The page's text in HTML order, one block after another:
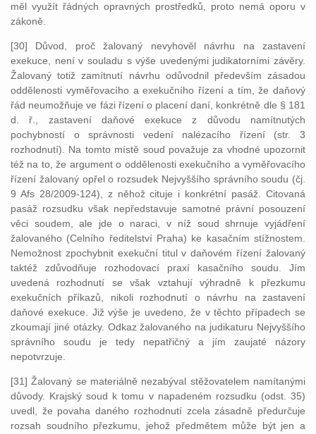
měl využít řádných opravných prostředků, proto nemá oporu v
zákoně.
[30] Důvod, proč žalovaný nevyhověl návrhu na zastavení
exekuce, není v souladu s výše uvedenými judikatorními závěry.
Žalovaný totiž zamítnutí návrhu odůvodnil především zásadou
oddělenosti vyměřovacího a exekučního řízení a tím, že daňový
řád neumožňuje ve fázi řízení o placení daní, konkrétně dle § 181
d. ř., zastavení daňové exekuce z důvodu namítnutých
pochybností o správnosti vedení nalézacího řízení (str. 3
rozhodnutí). Na tomto místě soud považuje za vhodné upozornit
též na to, že argument o oddělenosti exekučního a vyměřovacího
řízení žalovaný opřel o rozsudek Nejvyššího správního soudu (čj.
9 Afs 28/2009-124), z něhož cituje i konkrétní pasáž. Citovaná
pasáž rozsudku však nepředstavuje samotné právní posouzení
věci soudem, ale jde o naraci, v níž soud shrnuje vyjádření
žalovaného (Celního ředitelství Praha) ke kasačním stížnostem.
Nemožnost zpochybnit exekuční titul v daňovém řízení žalovaný
taktéž zdůvodňuje rozhodovací praxí kasačního soudu. Jím
uvedená rozhodnutí se však vztahují výhradně k přezkumu
exekučních příkazů, nikoli rozhodnutí o návrhu na zastavení
daňové exekuce. Již výše je uvedeno, že v těchto případech se
zkoumají jiné otázky. Odkaz žalovaného na judikaturu Nejvyššího
správního soudu je tedy nepatřičný a jím zaujaté názory
nepotvrzuje.
[31] Žalovaný se materiálně nezabýval stěžovatelem namítanými
důvody. Krajský soud k tomu v napadeném rozsudku (odst. 35)
uvedl, že povaha daného rozhodnutí zcela zásadně předurčuje
rozsah soudního přezkumu, jehož předmětem může být jen a